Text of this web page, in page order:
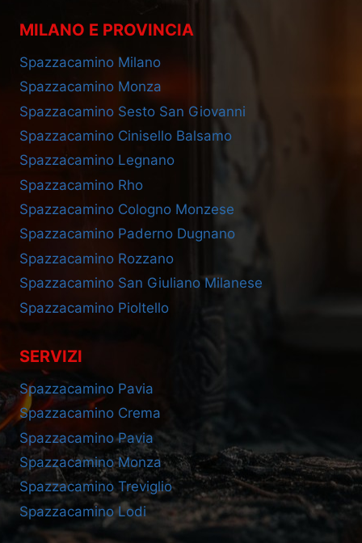
MILANO E PROVINCIA
Spazzacamino Milano
Spazzacamino Monza
Spazzacamino Sesto San Giovanni
Spazzacamino Cinisello Balsamo
Spazzacamino Legnano
Spazzacamino Rho
Spazzacamino Cologno Monzese
Spazzacamino Paderno Dugnano
Spazzacamino Rozzano
Spazzacamino San Giuliano Milanese
Spazzacamino Pioltello
SERVIZI
Spazzacamino Pavia
Spazzacamino Crema
Spazzacamino Pavia
Spazzacamino Monza
Spazzacamino Treviglio
Spazzacamino Lodi